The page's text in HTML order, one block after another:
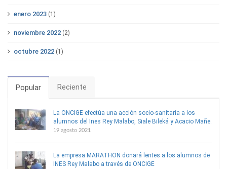
enero 2023 (1)
noviembre 2022 (2)
octubre 2022 (1)
Popular Reciente
La ONCIGE efectúa una acción socio-sanitaria a los
alumnos del Ines Rey Malabo, Siale Bileká y Acacio Mañe.
19 agosto 2021
La empresa MARATHON donará lentes a los alumnos de
INES Rey Malabo a través de ONCIGE